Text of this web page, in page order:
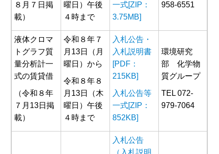
８月７日掲
載）
曜日）午後
４時まで
一式[ZIP：
3.75MB]
958-6551
液体クロマ
トグラフ質
量分析計一
式の賃貸借
（令和８年
７月13日掲
載）
令和８年７
月13日（月
曜日）から
令和８年８
月13日（木
曜日）午後
４時まで
入札公告・
入札説明書
[PDF：
215KB]
入札公告等
一式[ZIP：
852KB]
環境研究
部 化学物
質グループ
TEL 072-
979-7064
入札公告